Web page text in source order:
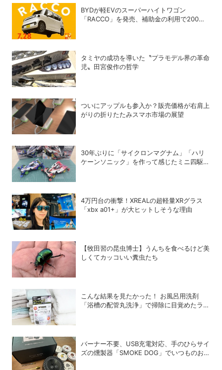
BYDが軽EVのスーパーハイトワゴン
「RACCO」を発売、補助金の利用で200万
タミヤの成功を導いた〝プラモデル界の革命
児〟田宮俊作の哲学
ついにアップルも参入か？販売価格が右肩上
がりの折りたたみスマホ市場の展望
30年ぶりに「サイクロンマグナム」「ハリ
ケーンソニック」を作って感じたミニ四駆の
4万円台の衝撃！XREALの超軽量XRグラス
「xbx a01+」が大ヒットしそうな理由
【牧田習の昆虫博士】うんちを食べるけど美
しくてカッコいい糞虫たち
こんな結果を見たかった！ お風呂用洗剤
「浴槽の配管丸洗浄」で掃除に目覚めたライ
バーナー不要、USB充電対応、手のひらサイ
ズの燻製器「SMOKE DOG」でいつものお